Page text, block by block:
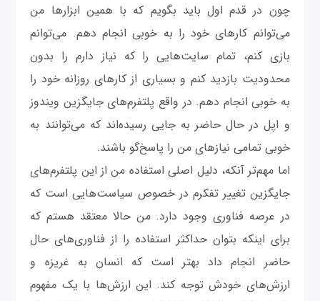
چون در قدم اول باید بگویم که با همین ابزارها من
می‌توانم کارهای خود را به خوبی انجام دهم. می‌توانم
بازی کنم، تمام سایت‌هایی را که نیاز دارم را بدون
محدودیت بازدید کنم و بسیاری از کارهای روزانه خود را
به خوبی انجام دهم. در واقع پلتفرم‌های جایگزین ویندوز
و اپل در حال حاضر به جایی رسیده‌اند که می‌توانند به
خوبی تمامی نیازهای من را پاسخ‌گو باشند.
اما مهم‌تر آنکه، دلیل اصلی استفاده من از این پلتفرم‌های
جایگزین تغییر تفکرم در خصوص سیاست‌هایی است که
در عرصه فناوری وجود دارد. من حالا معتقد هستم که
برای اینکه بتوان حداکثر استفاده را از فناوری‌های حال
حاضر انجام داد بهتر است که انسان به غریزه و
ارزش‌های خودش توجه کند. این ارزش‌ها با یک مفهوم